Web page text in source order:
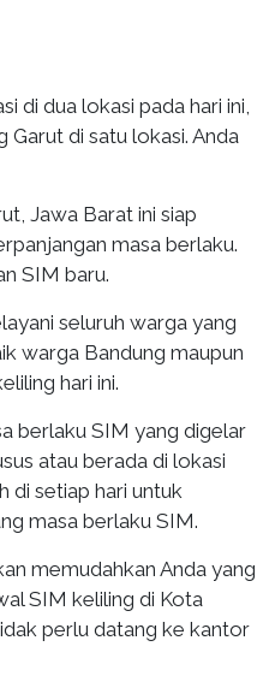
di dua lokasi pada hari ini,
Garut di satu lokasi. Anda
Jawa Barat ini siap
masa berlaku.
SIM baru.
seluruh warga yang
warga Bandung maupun
hari ini.
berlaku SIM yang digelar
atau berada di lokasi
di setiap hari untuk
masa berlaku SIM.
memudahkan Anda yang
SIM keliling di Kota
perlu datang ke kantor